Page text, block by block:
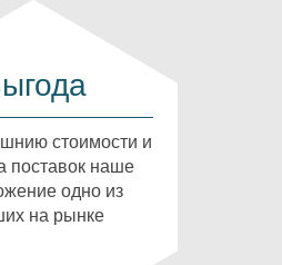
стоимости и
поставок наше
одно из
на рынке